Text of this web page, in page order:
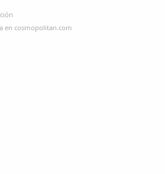
en cosmopolitan.com